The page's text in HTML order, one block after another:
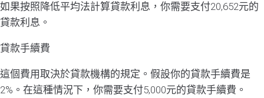
如果按照降低平均法計算貸款利息，你需要支付20,652元的
貸款利息。
貸款手續費
這個費用取決於貸款機構的規定。假設你的貸款手續費是
2%。在這種情況下，你需要支付5,000元的貸款手續費。